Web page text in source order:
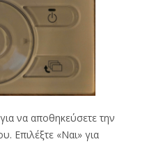
να αποθηκεύσετε την
Επιλέξτε «Ναι» για